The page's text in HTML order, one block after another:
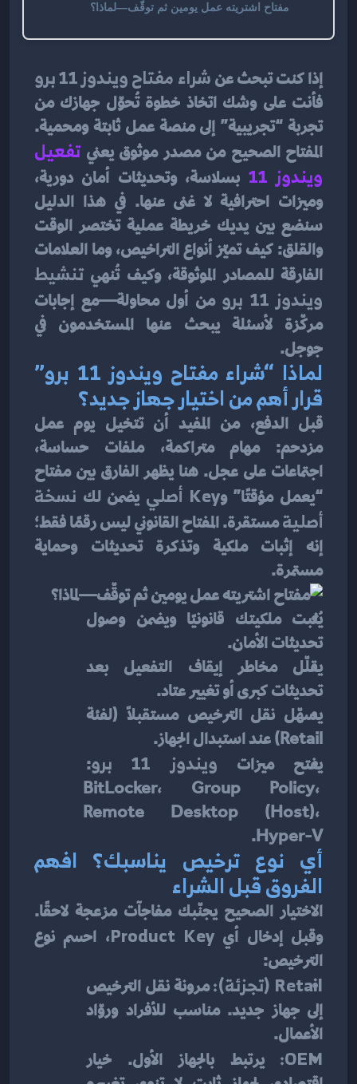
مفتاح اشتريته عمل يومين ثم توقّف—لماذا؟
إذا كنت تبحث عن شراء مفتاح ويندوز 11 برو
المفتاح الصحيح من مصدر موثوق يعني
ويندوز 11
الفارقة للمصادر الموثوقة، وكيف تُنهي
ويندوز 11 برو
جوجل.
قرار أهم من اختيار جهاز جديد؟
“يعمل مؤقتًا” وKey أصلي يضمن لك
أصلية
مستمرة.
تحديثات الأمان.
يقلّل مخاطر إيقاف التفعيل بعد
تحديثات كبرى أو تغيير عتاد.
يسهّل نقل الترخيص مستقبلًا (لفئة
Retail) عند استبدال الجهاز.
يفتح ميزات ويندوز 11 برو
BitLocker، Group Policy،
Remote Desktop (Host)،
Hyper-V.
الفروق قبل الشراء
وقبل إدخال أي Product Key
الترخيص:
Retail (تجزئة):
إلى جهاز جديد. مناسب للأفراد وروّاد
الأعمال.
OEM: يرتبط بالجهاز الأول. خيار